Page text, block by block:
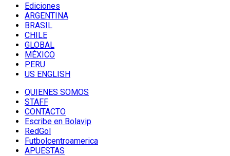
Ediciones
ARGENTINA
BRASIL
CHILE
GLOBAL
MÉXICO
PERU
US ENGLISH
QUIENES SOMOS
STAFF
CONTACTO
Escribe en Bolavip
RedGol
Futbolcentroamerica
APUESTAS